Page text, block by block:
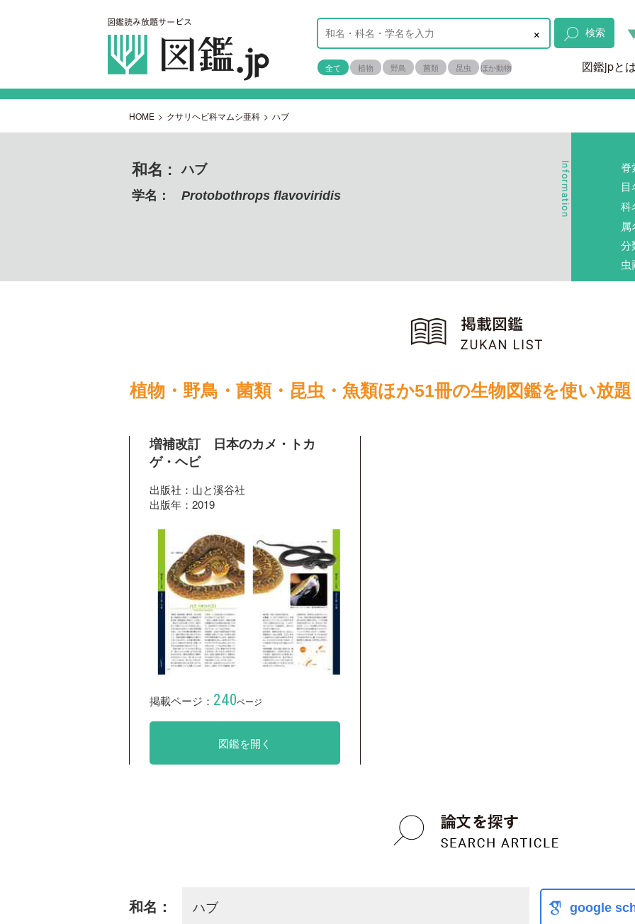
× 検索
全て 植物 野鳥 菌類 昆虫 ほか動物 図鑑jpと
HOME > クサリヘビ科マムシ亜科 > ハブ
和名 :
ハブ
学名：
Protobothrops flavoviridis
脊
科
分
虫
植物・野鳥・菌類・昆虫・魚類ほか51冊の生物図鑑を使い放題
増補改訂 日本のカメ・トカ
ゲ・ヘビ
出版社：山と溪谷社
出版年：2019
掲載ページ： 240ページ
図鑑を開く
和名： ハブ google